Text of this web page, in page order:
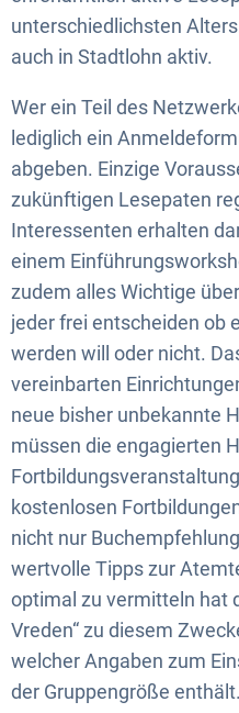
unterschiedlichsten
auch in Stadtlohn aktiv.
Wer ein Teil des
lediglich ein
abgeben. Einzige
zukünftigen Lesepaten
Interessenten erhalten
einem
zudem alles Wichtige
jeder frei entscheiden ob
werden will oder nicht.
vereinbarten
neue bisher unbekannte
müssen die engagierten
kostenlosen
nicht nur
wertvolle Tipps zur
optimal zu vermitteln hat
Vreden“ zu diesem
welcher Angaben zum
der Gruppengröße enthält.